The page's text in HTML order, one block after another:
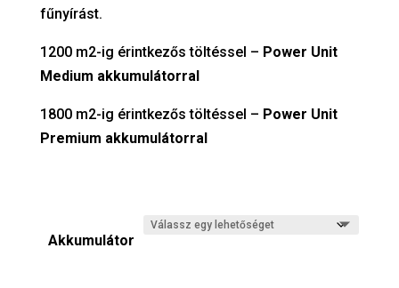
fűnyírást.
1200 m2-ig érintkezős töltéssel – Power Unit
Medium akkumulátorral
1800 m2-ig érintkezős töltéssel – Power Unit
Premium akkumulátorral
Akkumulátor